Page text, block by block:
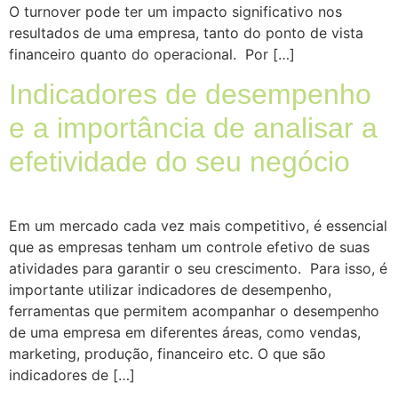
O turnover pode ter um impacto significativo nos
resultados de uma empresa, tanto do ponto de vista
financeiro quanto do operacional. Por […]
Indicadores de desempenho
e a importância de analisar a
efetividade do seu negócio
Em um mercado cada vez mais competitivo, é essencial
que as empresas tenham um controle efetivo de suas
atividades para garantir o seu crescimento. Para isso, é
importante utilizar indicadores de desempenho,
ferramentas que permitem acompanhar o desempenho
de uma empresa em diferentes áreas, como vendas,
marketing, produção, financeiro etc. O que são
indicadores de […]